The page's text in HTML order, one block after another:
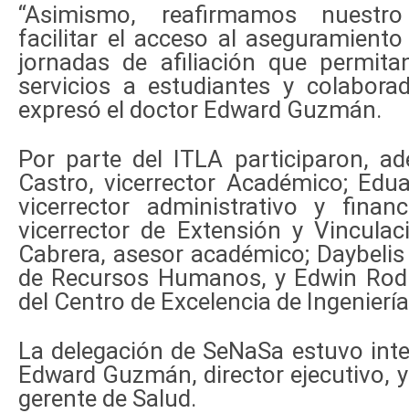
“Asimismo, reafirmamos
facilitar el acceso al
jornadas de afiliación que
servicios a estudiantes y
expresó el doctor Edward Guzmán.
Por parte del ITLA participaron,
Castro, vicerrector Académico;
vicerrector administrativo y
vicerrector de Extensión y
Cabrera, asesor académico;
de Recursos Humanos, y Edwin
del Centro de Excelencia de
La delegación de SeNaSa estuvo
Edward Guzmán, director ejecutivo,
gerente de Salud.